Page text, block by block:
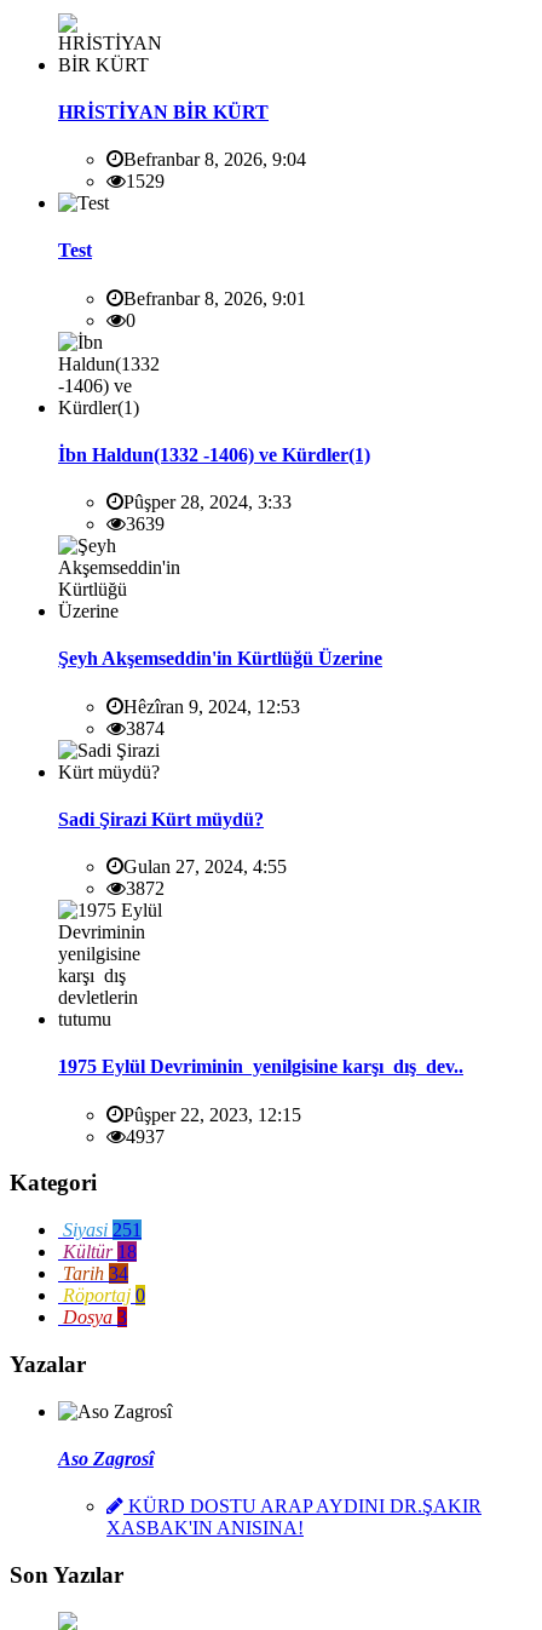
HRİSTİYAN BİR KÜRT
Befranbar 8, 2026, 9:04
1529
Test
Befranbar 8, 2026, 9:01
0
İbn Haldun(1332 -1406) ve Kürdler(1)
Pûşper 28, 2024, 3:33
3639
Şeyh Akşemseddin'in Kürtlüğü Üzerine
Hêzîran 9, 2024, 12:53
3874
Sadi Şirazi Kürt müydü?
Gulan 27, 2024, 4:55
3872
1975 Eylül Devriminin yenilgisine karşı dış dev..
Pûşper 22, 2023, 12:15
4937
Kategori
Siyasi 251
Kültür 18
Tarih 34
Röportaj 0
Dosya 3
Yazalar
Aso Zagrosî
KÜRD DOSTU ARAP AYDINI DR.ŞAKIR
XASBAK'IN ANISINA!
Son Yazılar